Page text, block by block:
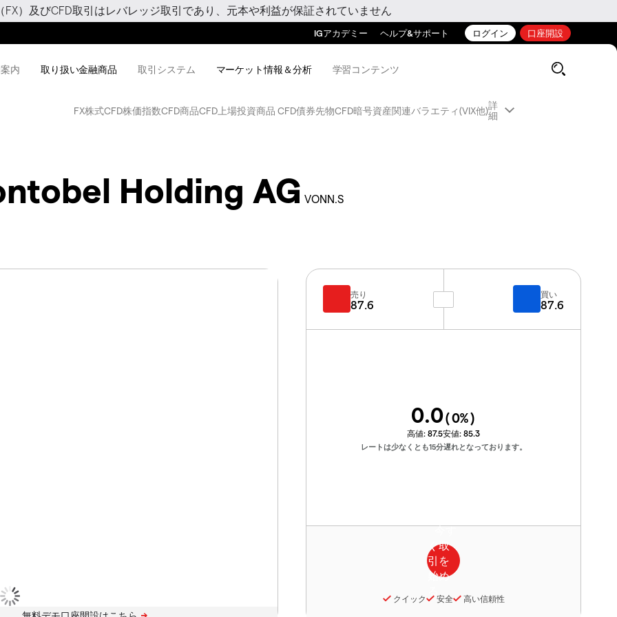
FX）及びCFD取引はレバレッジ取引であり、元本や利益が保証されていません
IGアカデミー ヘルプ&サポート ログイン 口座開設
内 取り扱い金融商品 取引システム マーケット情報＆分析 学習コンテンツ
FX株式CFD株価指数CFD商品CFD 上場投資商品 CFD債券先物CFD暗号資産関連バラエティ(VIX他)詳
細
Holding AG VONN.S
売り
87.6
買い
87.6
0.0(0%)
高値: 87.5安値: 85.3
レートは少なくとも15分遅れとなっております。
クイック 安全 高い信頼性